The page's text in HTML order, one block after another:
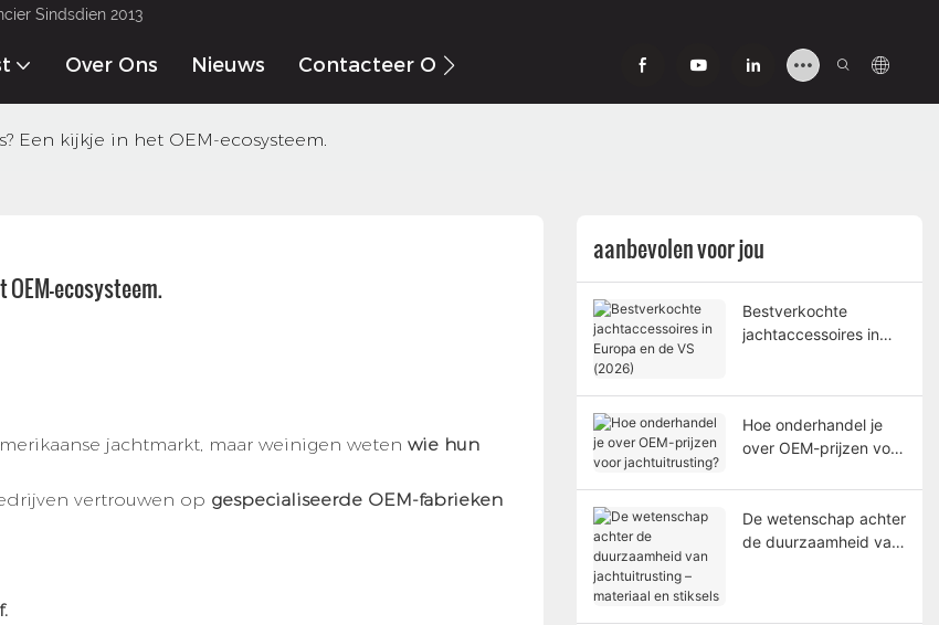
Sindsdien 2013
Over Ons Nieuws Contacteer Ons
Een kijkje in het OEM-ecosysteem.
ecosysteem.
jachtmarkt, maar weinigen weten wie hun
vertrouwen op gespecialiseerde OEM-fabrieken
aanbevolen voor jou
Bestverkochte
jachtaccessoires in
Hoe onderhandel je
over OEM-prijzen voor
De wetenschap achter
de duurzaamheid van